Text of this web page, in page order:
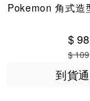
Pokemon 角式造
$ 98
$ 109
到貨